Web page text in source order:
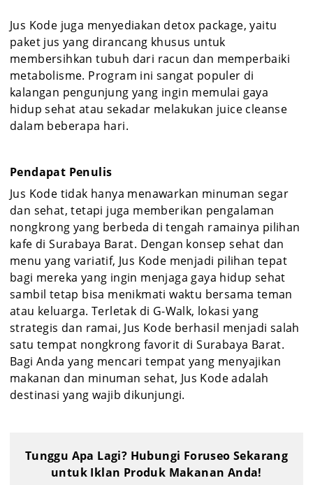
Jus Kode juga menyediakan detox package, yaitu
paket jus yang dirancang khusus untuk
membersihkan tubuh dari racun dan memperbaiki
metabolisme. Program ini sangat populer di
kalangan pengunjung yang ingin memulai gaya
hidup sehat atau sekadar melakukan juice cleanse
dalam beberapa hari.
Pendapat Penulis
Jus Kode tidak hanya menawarkan minuman segar
dan sehat, tetapi juga memberikan pengalaman
nongkrong yang berbeda di tengah ramainya pilihan
kafe di Surabaya Barat. Dengan konsep sehat dan
menu yang variatif, Jus Kode menjadi pilihan tepat
bagi mereka yang ingin menjaga gaya hidup sehat
sambil tetap bisa menikmati waktu bersama teman
atau keluarga. Terletak di G-Walk, lokasi yang
strategis dan ramai, Jus Kode berhasil menjadi salah
satu tempat nongkrong favorit di Surabaya Barat.
Bagi Anda yang mencari tempat yang menyajikan
makanan dan minuman sehat, Jus Kode adalah
destinasi yang wajib dikunjungi.
Tunggu Apa Lagi? Hubungi Foruseo Sekarang
untuk Iklan Produk Makanan Anda!